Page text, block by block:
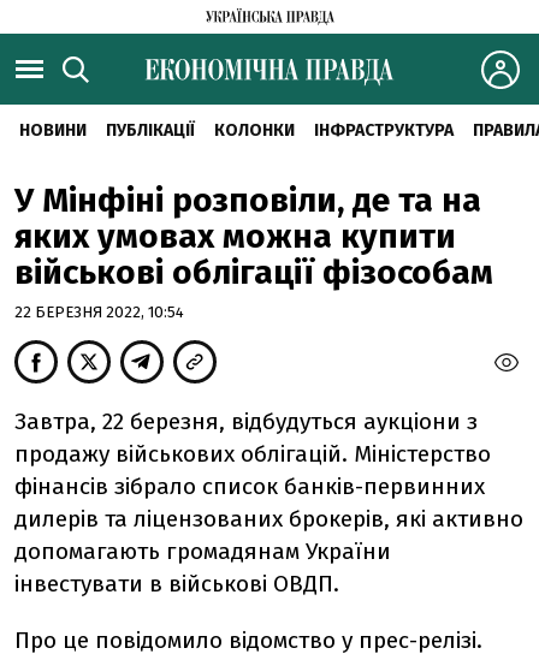
НОВИНИ ПУБЛІКАЦІЇ КОЛОНКИ ІНФРАСТРУКТУРА
У Мінфіні розповіли, де та на
яких умовах можна купити
військові облігації фізособам
22 БЕРЕЗНЯ 2022, 10:54
Завтра, 22 березня, відбудуться аукціони з
продажу військових облігацій. Міністерство
фінансів зібрало список банків-первинних
дилерів та ліцензованих брокерів, які активно
допомагають громадянам України
інвестувати в військові ОВДП.
Про це повідомило відомство у прес-релізі.